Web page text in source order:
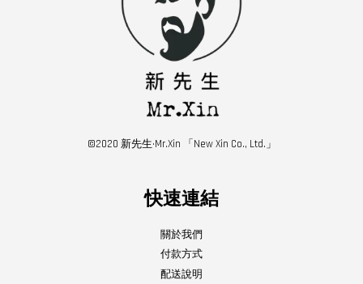
©2020 新先生·Mr.Xin 「New Xin Co., Ltd.」
快速連結
關於我們
付款方式
配送說明